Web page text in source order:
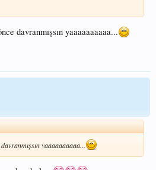
davranmışsın yaaaaaaaaaa...
yaaaaaaaaaa...